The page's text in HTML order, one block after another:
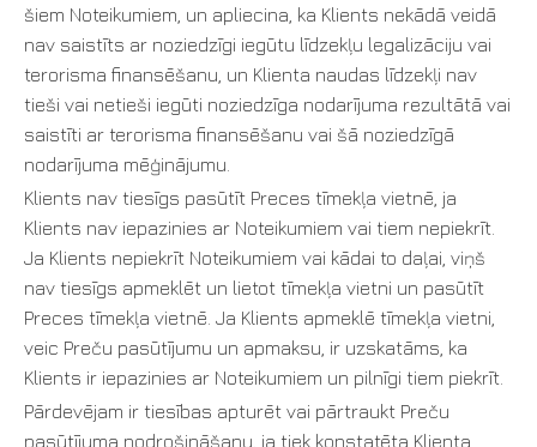
šiem Noteikumiem, un apliecina, ka Klients nekādā veidā
nav saistīts ar noziedzīgi iegūtu līdzekļu legalizāciju vai
terorisma finansēšanu, un Klienta naudas līdzekļi nav
tieši vai netieši iegūti noziedzīga nodarījuma rezultātā vai
saistīti ar terorisma finansēšanu vai šā noziedzīgā
nodarījuma mēģinājumu.
Klients nav tiesīgs pasūtīt Preces tīmekļa vietnē, ja
Klients nav iepazinies ar Noteikumiem vai tiem nepiekrīt.
Ja Klients nepiekrīt Noteikumiem vai kādai to daļai, viņš
nav tiesīgs apmeklēt un lietot tīmekļa vietni un pasūtīt
Preces tīmekļa vietnē. Ja Klients apmeklē tīmekļa vietni,
veic Preču pasūtījumu un apmaksu, ir uzskatāms, ka
Klients ir iepazinies ar Noteikumiem un pilnīgi tiem piekrīt.
Pārdevējam ir tiesības apturēt vai pārtraukt Preču
pasūtījuma nodrošināšanu, ja tiek konstatēta Klienta